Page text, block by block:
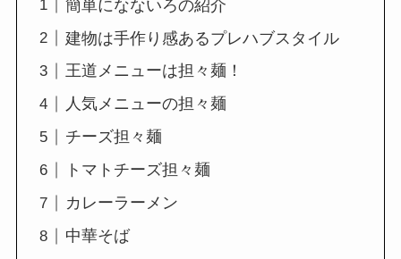
簡単になないろの紹介
建物は手作り感あるプレハブスタイル
王道メニューは担々麺！
人気メニューの担々麺
チーズ担々麺
トマトチーズ担々麺
カレーラーメン
中華そば